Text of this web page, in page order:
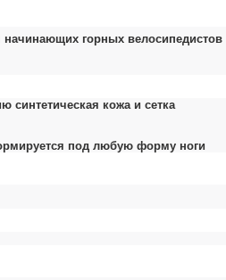
горных велосипедистов
синтетическая кожа и сетка
под любую форму ноги